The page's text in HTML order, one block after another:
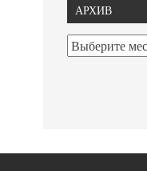
АРХИВ